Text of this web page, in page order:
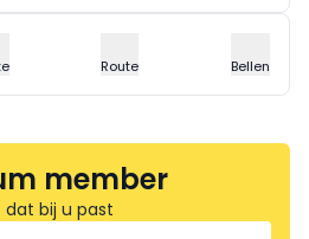
Route Bellen
member
bij u past